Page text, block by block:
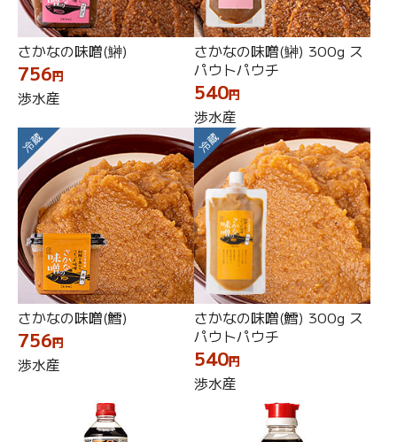
さかなの味噌(鰰)
756円
渉水産
さかなの味噌(鰰) 300g ス
パウトパウチ
540円
渉水産
さかなの味噌(鱈)
756円
渉水産
冷蔵
さかなの味噌(鱈) 300g ス
パウトパウチ
540円
渉水産
冷蔵